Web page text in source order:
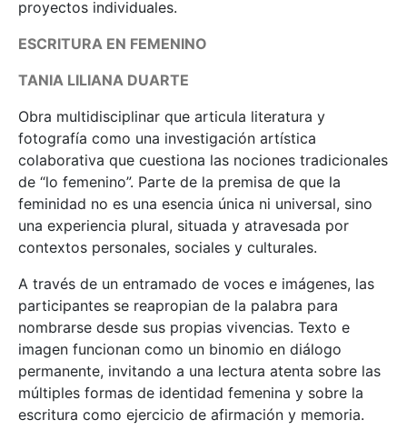
proyectos individuales.
ESCRITURA EN FEMENINO
TANIA LILIANA DUARTE
Obra multidisciplinar que articula literatura y
fotografía como una investigación artística
colaborativa que cuestiona las nociones tradicionales
de “lo femenino”. Parte de la premisa de que la
feminidad no es una esencia única ni universal, sino
una experiencia plural, situada y atravesada por
contextos personales, sociales y culturales.
A través de un entramado de voces e imágenes, las
participantes se reapropian de la palabra para
nombrarse desde sus propias vivencias. Texto e
imagen funcionan como un binomio en diálogo
permanente, invitando a una lectura atenta sobre las
múltiples formas de identidad femenina y sobre la
escritura como ejercicio de afirmación y memoria.